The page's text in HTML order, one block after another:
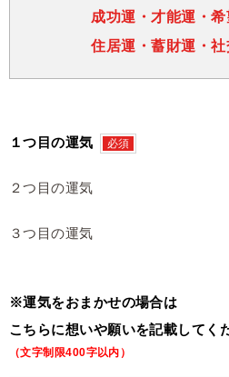
１つ目の運気 必須
２つ目の運気
３つ目の運気
成功運・才能運・
住居運・蓄財運・
※運気をおまかせの場合は
こちらに想いや願いを記載してく